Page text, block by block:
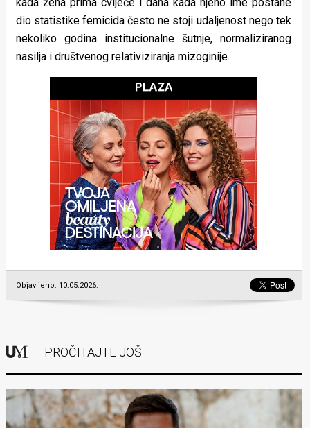
dio statistike femicida često ne stoji udaljenost nego tek
nekoliko godina institucionalne šutnje, normaliziranog
nasilja i društvenog relativiziranja mizoginije.
Objavljeno: 10.05.2026.
PROČITAJTE JOŠ